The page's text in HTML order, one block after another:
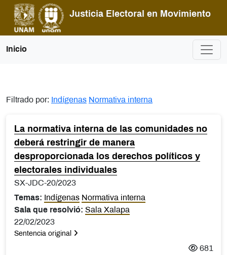
Justicia Electoral en Movimiento
Inicio
Filtrado por: Indígenas Normativa interna
La normativa interna de las comunidades no
deberá restringir de manera
desproporcionada los derechos políticos y
electorales individuales
SX-JDC-20/2023
Temas:
Indígenas Normativa interna
Sala que resolvió: Sala Xalapa
22/02/2023
Sentencia original
681